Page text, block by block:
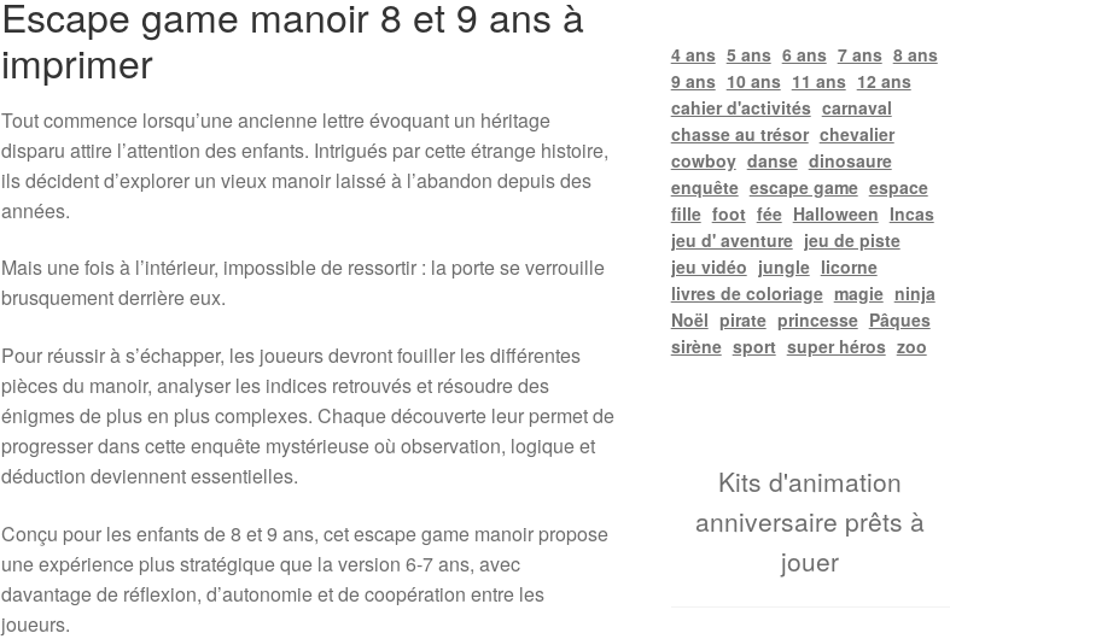
Escape game manoir 8 et 9 ans à
imprimer
Tout commence lorsqu’une ancienne lettre évoquant un héritage
disparu attire l’attention des enfants. Intrigués par cette étrange histoire,
ils décident d’explorer un vieux manoir laissé à l’abandon depuis des
années.
Mais une fois à l’intérieur, impossible de ressortir : la porte se verrouille
brusquement derrière eux.
Pour réussir à s’échapper, les joueurs devront fouiller les différentes
pièces du manoir, analyser les indices retrouvés et résoudre des
énigmes de plus en plus complexes. Chaque découverte leur permet de
progresser dans cette enquête mystérieuse où observation, logique et
déduction deviennent essentielles.
Conçu pour les enfants de 8 et 9 ans, cet escape game manoir propose
une expérience plus stratégique que la version 6-7 ans, avec
davantage de réflexion, d’autonomie et de coopération entre les
joueurs.
4 ans 5 ans 6 ans 7 ans 8 ans
9 ans 10 ans 11 ans 12 ans
cahier d'activités carnaval
chasse au trésor chevalier
cowboy danse dinosaure
enquête escape game espace
fille foot fée Halloween Incas
jeu d' aventure jeu de piste
jeu vidéo jungle licorne
livres de coloriage magie ninja
Noël pirate princesse Pâques
sirène sport super héros zoo
Kits d'animation
anniversaire prêts à
jouer